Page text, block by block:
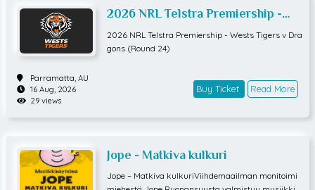
2026 NRL Telstra Premiership -
24)
2026 NRL Telstra Premiership - Wests Tigers v Dra
gons (Round 24)
Parramatta, AU
16 Aug, 2026
29 views
Buy Ticket Read More
Jope - Matkiva kulkuri
Jope – Matkiva kulkuriViihdemaailman monitoimi